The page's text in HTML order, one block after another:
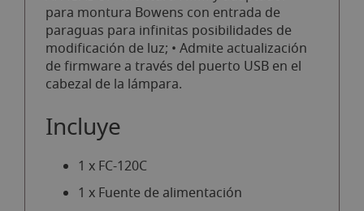
para montura Bowens con entrada de
paraguas para infinitas posibilidades de
modificación de luz; • Admite actualización
de firmware a través del puerto USB en el
cabezal de la lámpara.
Incluye
1 x FC-120C
1 x Fuente de alimentación